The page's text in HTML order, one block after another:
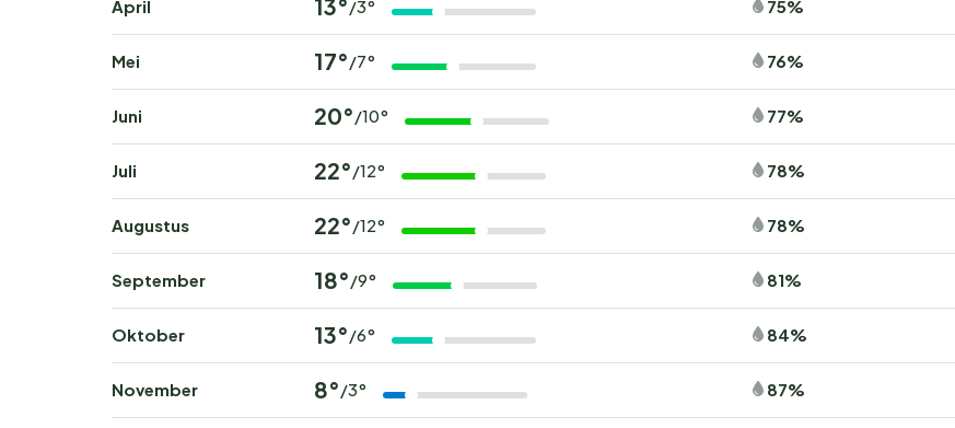
populaire periodes zijn snel volgeboekt.
April 13°/3° 75%
Mei 17°/7° 76%
Juni 20°/10° 77%
Juli 22°/12° 78%
Augustus 22°/12° 78%
September 18°/9° 81%
Oktober 13°/6° 84%
November 8°/3° 87%